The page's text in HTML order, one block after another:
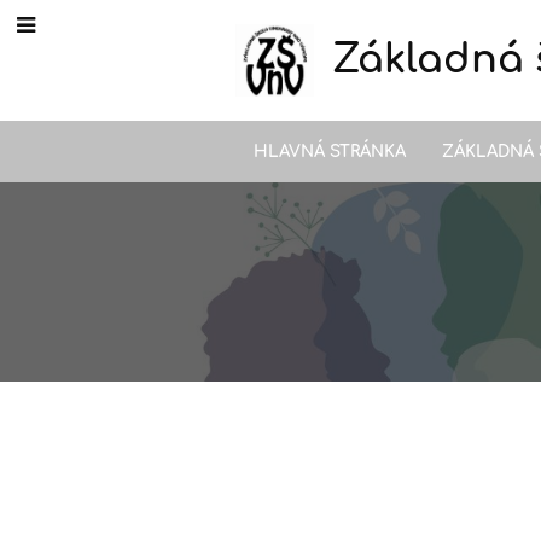
Základná
HLAVNÁ STRÁNKA ZÁKLADNÁ